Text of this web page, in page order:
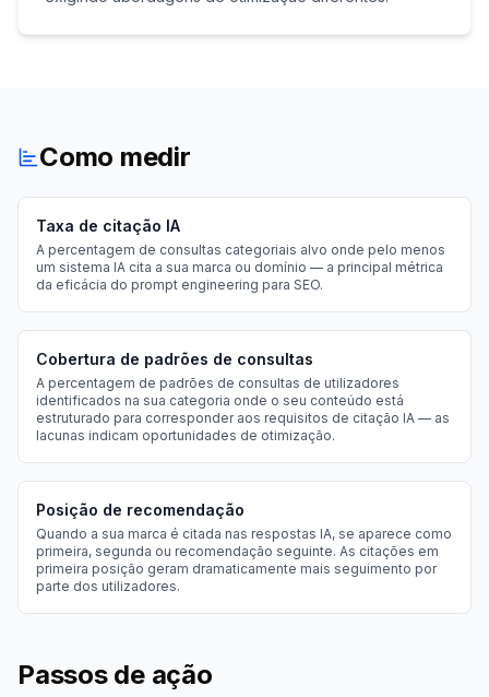
Como medir
Taxa de citação IA
A percentagem de consultas categoriais alvo onde pelo menos
um sistema IA cita a sua marca ou domínio — a principal métrica
da eficácia do prompt engineering para SEO.
Cobertura de padrões de consultas
A percentagem de padrões de consultas de utilizadores
identificados na sua categoria onde o seu conteúdo está
estruturado para corresponder aos requisitos de citação IA — as
lacunas indicam oportunidades de otimização.
Posição de recomendação
Quando a sua marca é citada nas respostas IA, se aparece como
primeira, segunda ou recomendação seguinte. As citações em
primeira posição geram dramaticamente mais seguimento por
parte dos utilizadores.
Passos de ação